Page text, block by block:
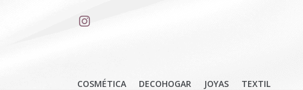
COSMÉTICA DECOHOGAR JOYAS TEXTIL